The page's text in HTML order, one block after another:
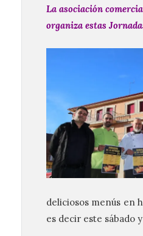
La asociación
organiza estas
deliciosos menús en
es decir este sábado